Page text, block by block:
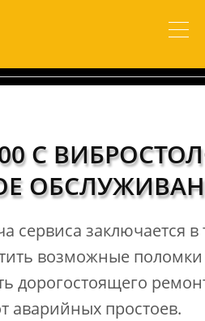
С
сервиса заключается в
возможные
дорогостоящего
аварийных простоев.